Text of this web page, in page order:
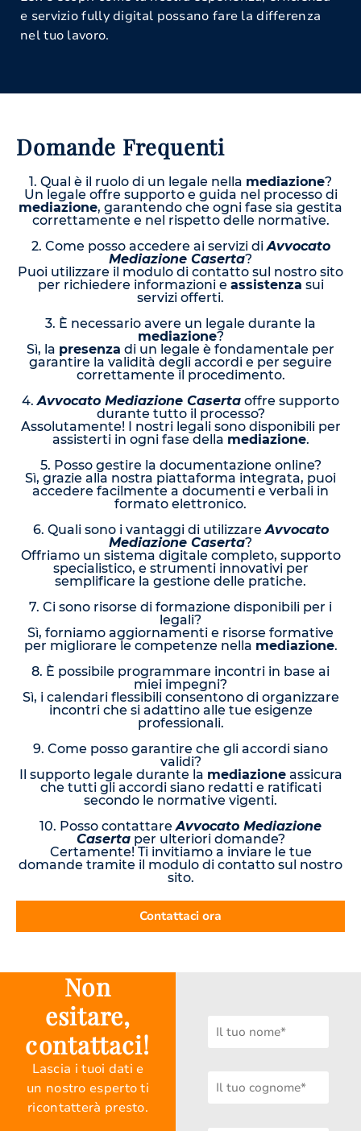
e servizio fully digital possano fare la differenza
nel tuo lavoro.
Domande Frequenti
1. Qual è il ruolo di un legale nella mediazione?
Un legale offre supporto e guida nel processo di
mediazione, garantendo che ogni fase sia gestita
correttamente e nel rispetto delle normative.
2. Come posso accedere ai servizi diAvvocato
Mediazione Caserta?
Puoi utilizzare il modulo di contatto sul nostro sito
per richiedere informazioni e assistenza sui
servizi offerti.
3. È necessario avere un legale durante la
mediazione?
Sì, la presenza di un legale è fondamentale per
garantire la validità degli accordi e per seguire
correttamente il procedimento.
4.Avvocato Mediazione Caserta offre supporto
durante tutto il processo?
Assolutamente! I nostri legali sono disponibili per
assisterti in ogni fase della mediazione.
5. Posso gestire la documentazione online?
Sì, grazie alla nostra piattaforma integrata, puoi
accedere facilmente a documenti e verbali in
formato elettronico.
6. Quali sono i vantaggi di utilizzareAvvocato
Mediazione Caserta?
Offriamo un sistema digitale completo, supporto
specialistico, e strumenti innovativi per
semplificare la gestione delle pratiche.
7. Ci sono risorse di formazione disponibili per i
legali?
Sì, forniamo aggiornamenti e risorse formative
per migliorare le competenze nella mediazione.
8. È possibile programmare incontri in base ai
miei impegni?
Sì, i calendari flessibili consentono di organizzare
incontri che si adattino alle tue esigenze
professionali.
9. Come posso garantire che gli accordi siano
validi?
Il supporto legale durante la mediazioneassicura
che tutti gli accordi siano redatti e ratificati
secondo le normative vigenti.
10. Posso contattareAvvocato Mediazione
Casertaper ulteriori domande?
Certamente! Ti invitiamo a inviare le tue
domande tramite il modulo di contatto sul nostro
sito.
Contattaci ora
Non
esitare,
contattaci!
Lascia i tuoi dati e
un nostro esperto ti
ricontatterà presto.